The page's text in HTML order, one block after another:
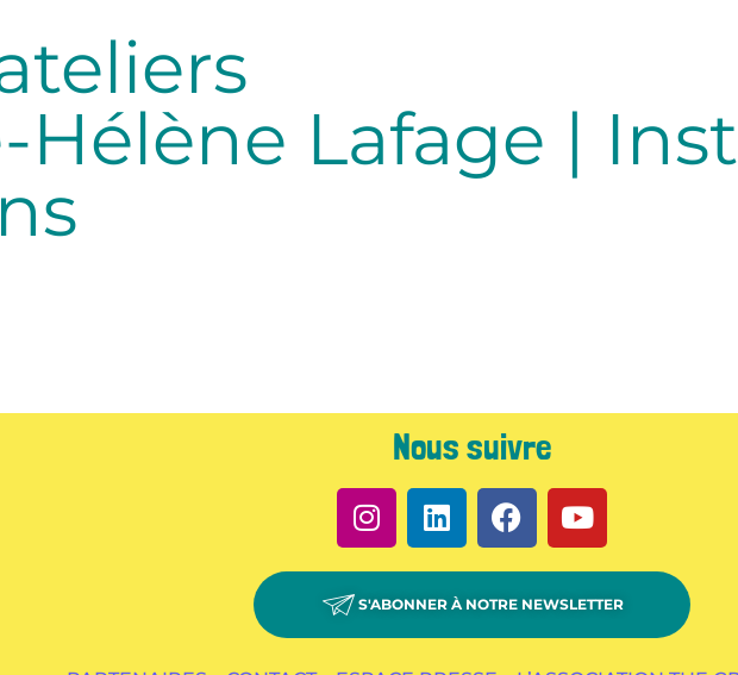
Hélène Lafage |
Nous suivre
S'ABONNER À NOTRE NEWSLETTER